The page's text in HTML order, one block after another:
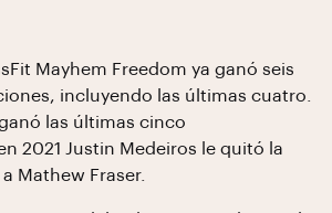
Mayhem Freedom ya ganó seis
incluyendo las últimas cuatro.
las últimas cinco
2021 Justin Medeiros le quitó la
Mathew Fraser.